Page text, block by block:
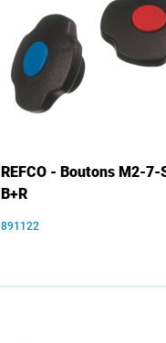
REFCO - Boutons M2-7-
B+R
891122